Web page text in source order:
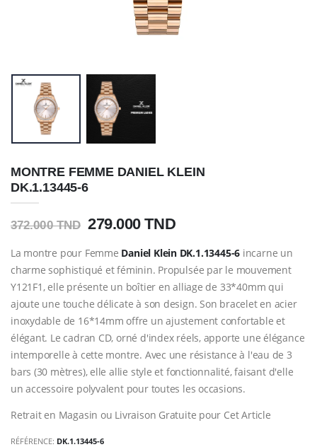
MONTRE FEMME DANIEL KLEIN
DK.1.13445-6
372.000 TND 279.000 TND
La montre pour Femme Daniel KleinDK.1.13445-6 incarne un
charme sophistiqué et féminin. Propulsée par le mouvement
Y121F1, elle présente un boîtier en alliage de 33*40mm qui
ajoute une touche délicate à son design. Son bracelet en acier
inoxydable de 16*14mm offre un ajustement confortable et
élégant. Le cadran CD, orné d'index réels, apporte une élégance
intemporelle à cette montre. Avec une résistance à l'eau de 3
bars (30 mètres), elle allie style et fonctionnalité, faisant d'elle
un accessoire polyvalent pour toutes les occasions.
Retrait en Magasin ou Livraison Gratuite pour Cet Article
RÉFÉRENCE: DK.1.13445-6